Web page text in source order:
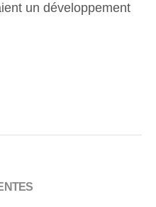
un développement